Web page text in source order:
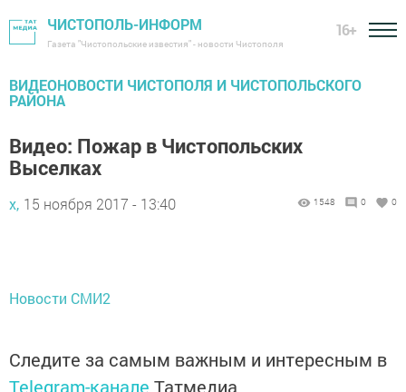
ЧИСТОПОЛЬ-ИНФОРМ
Газета "Чистопольские известия" - новости Чистополя
16+
ВИДЕОНОВОСТИ ЧИСТОПОЛЯ И ЧИСТОПОЛЬСКОГО
РАЙОНА
Видео: Пожар в Чистопольских
Выселках
х, 15 ноября 2017 - 13:40 1548 0 0
Новости СМИ2
Следите за самым важным и интересным в
Telegram-канале Татмедиа